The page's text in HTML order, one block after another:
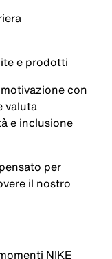
e prodotti
con
valuta
e inclusione
per
il nostro
NIKE